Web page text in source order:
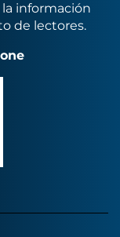
información
de lectores.